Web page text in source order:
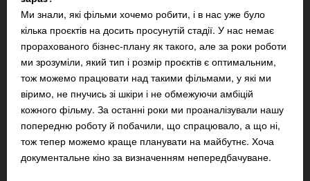
Ми знали, які фільми хочемо робити, і в нас уже було
кілька проєктів на досить просунутій стадії. У нас немає
прорахованого бізнес-плану як такого, але за роки роботи
ми зрозуміли, який тип і розмір проєктів є оптимальним,
тож можемо працювати над такими фільмами, у які ми
віримо, не пнучись зі шкіри і не обмежуючи амбіцій
кожного фільму. За останні роки ми проаналізували нашу
попередню роботу й побачили, що спрацювало, а що ні,
тож тепер можемо краще планувати на майбутнє. Хоча
документальне кіно за визначенням непередбачуване.